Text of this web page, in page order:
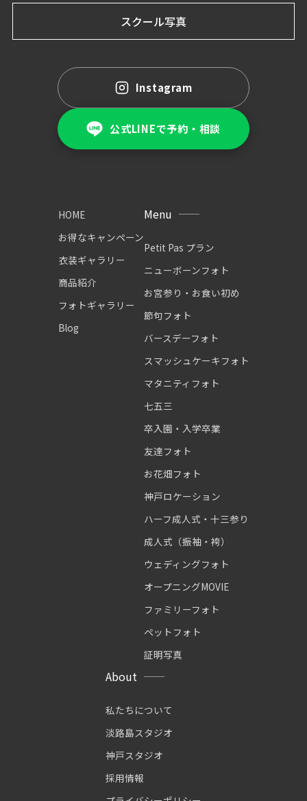
スクール写真
Instagram
公式LINEで予約・相談
HOME
お得なキャンペーン
衣装ギャラリー
商品紹介
フォトギャラリー
Blog
Menu
Petit Pas プラン
ニューボーンフォト
お宮参り・お食い初め
節句フォト
バースデーフォト
スマッシュケーキフォト
マタニティフォト
七五三
卒入園・入学卒業
友達フォト
お花畑フォト
神戸ロケーション
ハーフ成人式・十三参り
成人式（振袖・袴）
ウェディングフォト
オープニングMOVIE
ファミリーフォト
ペットフォト
証明写真
About
私たちについて
淡路島スタジオ
神戸スタジオ
採用情報